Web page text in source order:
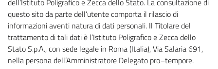
dell’Istituto Poligrafico e Zecca dello Stato. La consultazione di
questo sito da parte dell’utente comporta il rilascio di
informazioni aventi natura di dati personali. Il Titolare del
trattamento di tali dati è l’Istituto Poligrafico e Zecca dello
Stato S.p.A., con sede legale in Roma (Italia), Via Salaria 691,
nella persona dell’Amministratore Delegato pro–tempore.